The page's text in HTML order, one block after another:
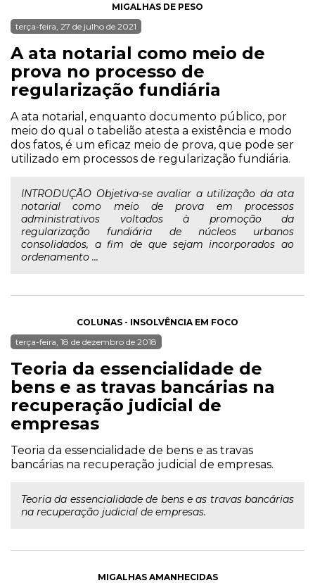
MIGALHAS DE PESO
terça-feira, 27 de julho de 2021
A ata notarial como meio de
prova no processo de
regularização fundiária
A ata notarial, enquanto documento público, por
meio do qual o tabelião atesta a existência e modo
dos fatos, é um eficaz meio de prova, que pode ser
utilizado em processos de regularização fundiária.
INTRODUÇÃO Objetiva-se avaliar a utilização da ata
notarial como meio de prova em processos
administrativos voltados à promoção da
regularização fundiária de núcleos urbanos
consolidados, a fim de que sejam incorporados ao
ordenamento ...
COLUNAS - INSOLVÊNCIA EM FOCO
terça-feira, 18 de dezembro de 2018
Teoria da essencialidade de
bens e as travas bancárias na
recuperação judicial de
empresas
Teoria da essencialidade de bens e as travas
bancárias na recuperação judicial de empresas.
Teoria da essencialidade de bens e as travas bancárias
na recuperação judicial de empresas.
MIGALHAS AMANHECIDAS